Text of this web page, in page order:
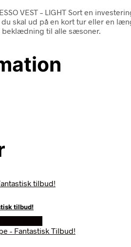
VEST – LIGHT Sort en
skal ud på en kort tur eller en
beklædning til alle sæsoner.
tilbud!